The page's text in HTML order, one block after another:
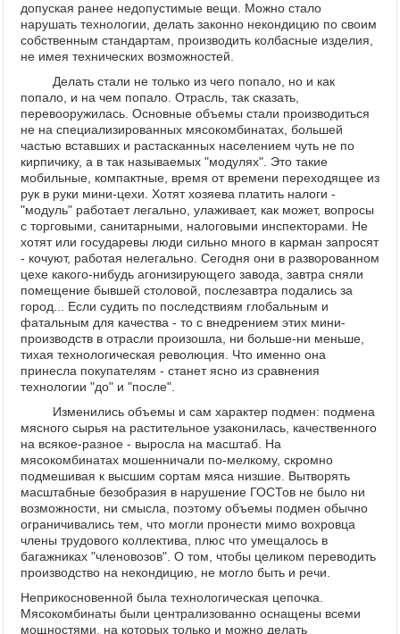
допуская ранее недопустимые вещи. Можно стало
нарушать технологии, делать законно некондицию по своим
собственным стандартам, производить колбасные изделия,
не имея технических возможностей.
Делать стали не только из чего попало, но и как
попало, и на чем попало. Отрасль, так сказать,
перевооружилась. Основные объемы стали производиться
не на специализированных мясокомбинатах, большей
частью вставших и растасканных населением чуть не по
кирпичику, а в так называемых "модулях". Это такие
мобильные, компактные, время от времени переходящее из
рук в руки мини-цехи. Хотят хозяева платить налоги -
"модуль" работает легально, улаживает, как может, вопросы
с торговыми, санитарными, налоговыми инспекторами. Не
хотят или государевы люди сильно много в карман запросят
- кочуют, работая нелегально. Сегодня они в разворованном
цехе какого-нибудь агонизирующего завода, завтра сняли
помещение бывшей столовой, послезавтра подались за
город... Если судить по последствиям глобальным и
фатальным для качества - то с внедрением этих мини-
производств в отрасли произошла, ни больше-ни меньше,
тихая технологическая революция. Что именно она
принесла покупателям - станет ясно из сравнения
технологии "до" и "после".
Изменились объемы и сам характер подмен: подмена
мясного сырья на растительное узаконилась, качественного
на всякое-разное - выросла на масштаб. На
мясокомбинатах мошенничали по-мелкому, скромно
подмешивая к высшим сортам мяса низшие. Вытворять
масштабные безобразия в нарушение ГОСТов не было ни
возможности, ни смысла, поэтому объемы подмен обычно
ограничивались тем, что могли пронести мимо вохровца
члены трудового коллектива, плюс что умещалось в
багажниках "членовозов". О том, чтобы целиком переводить
производство на некондицию, не могло быть и речи.
Неприкосновенной была технологическая цепочка.
Мясокомбинаты были централизованно оснащены всеми
мощностями, на которых только и можно делать